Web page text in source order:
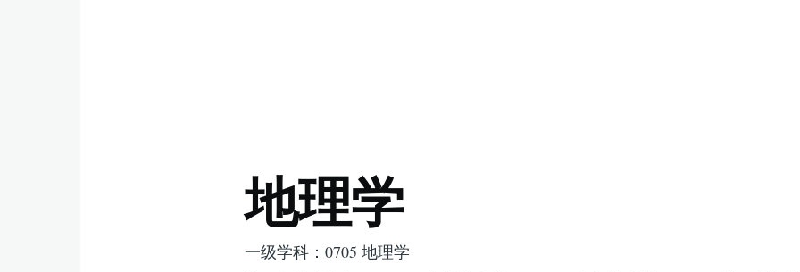
地理学
一级学科：0705 地理学